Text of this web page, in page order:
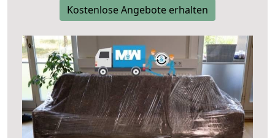
Kostenlose Angebote erhalten